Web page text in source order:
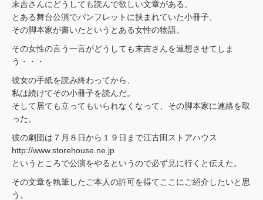
末吉さんにどうしても読んで欲しい文章がある。
とある舞台公演でパンフレットに挟まれていた小冊子、
その脚本家が書いたというとある女性の物語。
その女性の言う一言がどうしても末吉さんを連想させてしま
う・・・
彼女の手紙を読み終わってから、
私は続けてその小冊子を読んだ。
そして居ても立ってもいられなくなって、その脚本家に連絡を取
った。
彼の劇団は７月８日から１９日まで江古田ストアハウス
http://www.storehouse.ne.jp
というところで公演をやるというので必ず見に行くと伝えた。
その文章を執筆したご本人の許可を得てここにご紹介したいと思
う。